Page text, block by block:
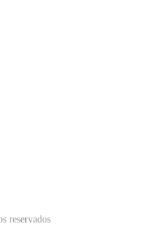
reservados